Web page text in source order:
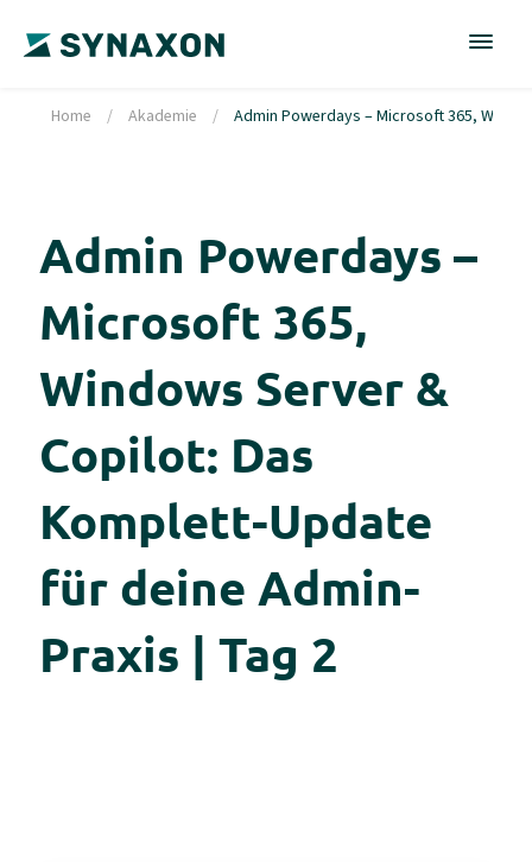
Home / Akademie / Admin Powerdays – Microsoft 365,
Admin Powerdays –
Microsoft 365,
Windows Server &
Copilot: Das
Komplett-Update
für deine Admin-
Praxis | Tag 2